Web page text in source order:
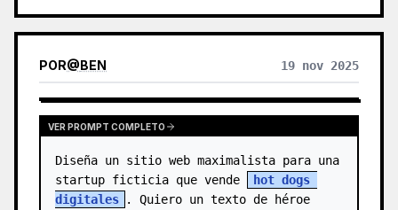
POR@BEN 19 nov 2025
VER PROMPT COMPLETO
Diseña un sitio web maximalista para una
startup ficticia que vende
hot dogs
digitales
. Quiero un texto de héroe